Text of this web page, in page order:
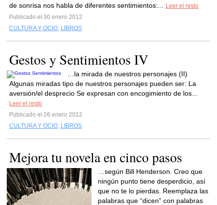
de sonrisa nos habla de diferentes sentimientos:...
Leer el resto
Publicado el 30 enero 2012
CULTURA Y OCIO, LIBROS
Gestos y Sentimientos IV
…la mirada de nuestros personajes (II)
Algunas miradas tipo de nuestros personajes pueden ser: La
aversión/el desprecio Se expresan con encogimiento de los...
Leer el resto
Publicado el 26 enero 2012
CULTURA Y OCIO, LIBROS
Mejora tu novela en cinco pasos
…según Bill Henderson. Creo que
ningún punto tiene desperdicio, así
que no te lo pierdas. Reemplaza las
palabras que “dicen” con palabras